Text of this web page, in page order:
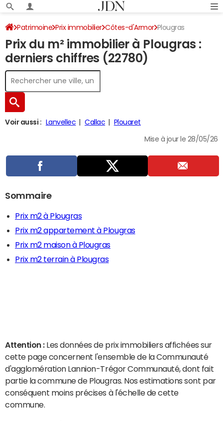
Patrimoine Prix immobilier Côtes-d'Armor Plougras
Prix du m² immobilier à Plougras :
derniers chiffres (22780)
Voir aussi : Lanvellec Callac Plouaret
Mise à jour le 28/05/26
Sommaire
Prix m2 à Plougras
Prix m2 appartement à Plougras
Prix m2 maison à Plougras
Prix m2 terrain à Plougras
Attention : Les données de prix immobiliers affichées sur
cette page concernent l'ensemble de la Communauté
d'agglomération Lannion-Trégor Communauté, dont fait
partie la commune de Plougras. Nos estimations sont par
conséquent moins précises à l'échelle de cette
commune.